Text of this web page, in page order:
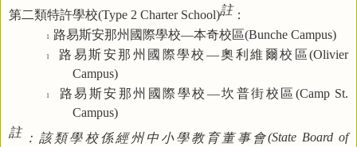
第二類特許學校(Type 2 Charter School)註 ：
l 路易斯安那州國際學校—本奇校區(Bunche Campus)
l 路易斯安那州國際學校 —奧利維爾校區(Olivier
Campus)
l 路易斯安那州國際學校 —坎普街校區 (Camp St.
Campus)
註 ：該類學校係經州中小學教育董事會(State Board of